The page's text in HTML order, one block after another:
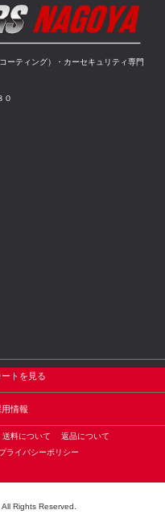
ーティング）・カーセキュリティ専門
０
ートを見る
用情報
送料について
返品について
プライバシーポリシー
Rights Reserved.